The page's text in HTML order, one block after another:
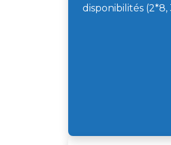
disponibilités (2*8,